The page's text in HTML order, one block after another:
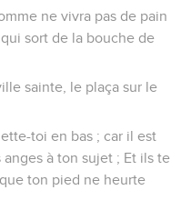
ne vivra pas de pain
sort de la bouche de
sainte, le plaça sur le
toi en bas ; car il est
à ton sujet ; Et ils te
ton pied ne heurte